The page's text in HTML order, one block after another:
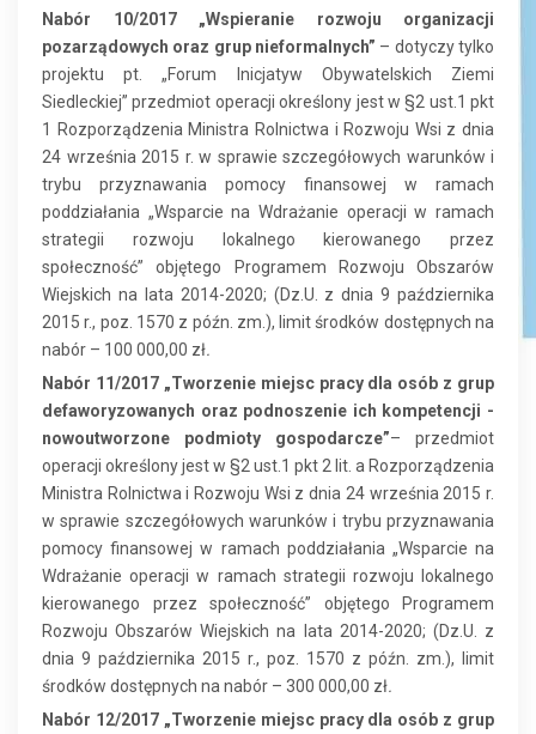
Nabór 10/2017 „Wspieranie rozwoju organizacji
pozarządowych oraz grup nieformalnych” – dotyczy tylko
projektu pt. „Forum Inicjatyw Obywatelskich Ziemi
Siedleckiej” przedmiot operacji określony jest w §2 ust.1 pkt
1 Rozporządzenia Ministra Rolnictwa i Rozwoju Wsi z dnia
24 września 2015 r. w sprawie szczegółowych warunków i
trybu przyznawania pomocy finansowej w ramach
poddziałania „Wsparcie na Wdrażanie operacji w ramach
strategii rozwoju lokalnego kierowanego przez
społeczność” objętego Programem Rozwoju Obszarów
Wiejskich na lata 2014-2020; (Dz.U. z dnia 9 października
2015 r., poz. 1570 z późn. zm.), limit środków dostępnych na
nabór – 100 000,00 zł.
Nabór 11/2017 „Tworzenie miejsc pracy dla osób z grup
defaworyzowanych oraz podnoszenie ich kompetencji -
nowoutworzone podmioty gospodarcze”– przedmiot
operacji określony jest w §2 ust.1 pkt 2 lit. a Rozporządzenia
Ministra Rolnictwa i Rozwoju Wsi z dnia 24 września 2015 r.
w sprawie szczegółowych warunków i trybu przyznawania
pomocy finansowej w ramach poddziałania „Wsparcie na
Wdrażanie operacji w ramach strategii rozwoju lokalnego
kierowanego przez społeczność” objętego Programem
Rozwoju Obszarów Wiejskich na lata 2014-2020; (Dz.U. z
dnia 9 października 2015 r., poz. 1570 z późn. zm.), limit
środków dostępnych na nabór – 300 000,00 zł.
Nabór 12/2017 „Tworzenie miejsc pracy dla osób z grup